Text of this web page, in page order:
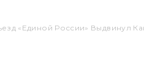
«Единой России» Выдвинул